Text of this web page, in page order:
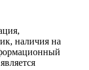
наличия на